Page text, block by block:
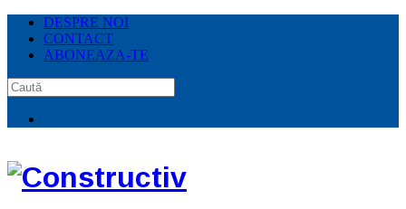
DESPRE NOI
CONTACT
ABONEAZA-TE